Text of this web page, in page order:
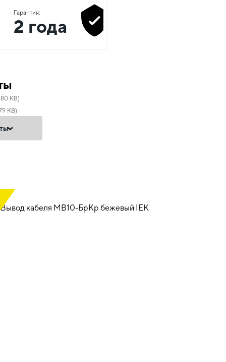
Гарантия:
2 года
KB)
KB)